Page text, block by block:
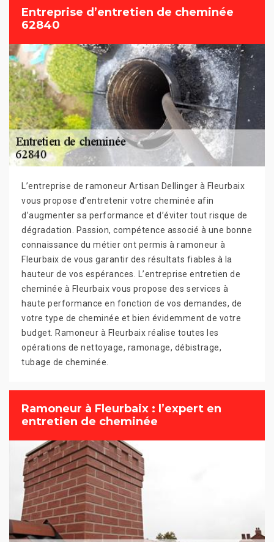
Entreprise d’entretien de cheminée
62840
L’entreprise de ramoneur Artisan Dellinger à Fleurbaix
vous propose d’entretenir votre cheminée afin
d’augmenter sa performance et d’éviter tout risque de
dégradation. Passion, compétence associé à une bonne
connaissance du métier ont permis à ramoneur à
Fleurbaix de vous garantir des résultats fiables à la
hauteur de vos espérances. L’entreprise entretien de
cheminée à Fleurbaix vous propose des services à
haute performance en fonction de vos demandes, de
votre type de cheminée et bien évidemment de votre
budget. Ramoneur à Fleurbaix réalise toutes les
opérations de nettoyage, ramonage, débistrage,
tubage de cheminée.
Ramoneur à Fleurbaix : l’expert en
entretien de cheminée